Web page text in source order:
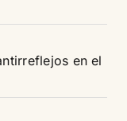
en el